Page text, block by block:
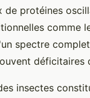
de protéines
comme
spectre
insectes